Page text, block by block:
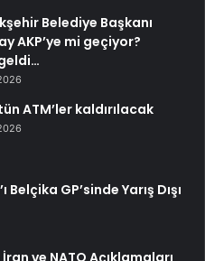
Belediye Başkanı
AKP’ye mi geçiyor?
ATM’ler kaldırılacak
GP’sinde Yarış Dışı
ve NATO Açıklamaları